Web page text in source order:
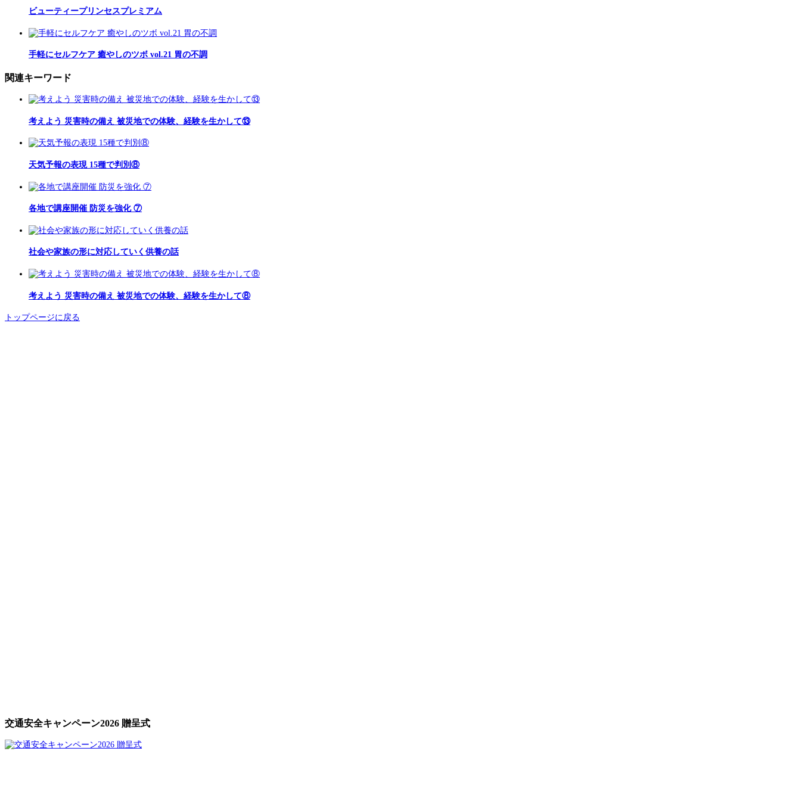
ビューティープリンセスプレミアム
手軽にセルフケア 癒やしのツボ vol.21 胃の不調
関連キーワード
考えよう 災害時の備え 被災地での体験、経験を生かして⑬
天気予報の表現 15種で判別⑧
各地で講座開催 防災を強化 ⑦
社会や家族の形に対応していく供養の話
考えよう 災害時の備え 被災地での体験、経験を生かして⑧
トップページに戻る
交通安全キャンペーン2026 贈呈式